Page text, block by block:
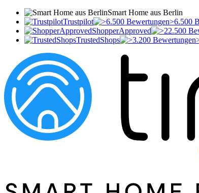
Smart Home aus Berlin
Trustpilot
>6.500
ShopperApproved
TrustedShops